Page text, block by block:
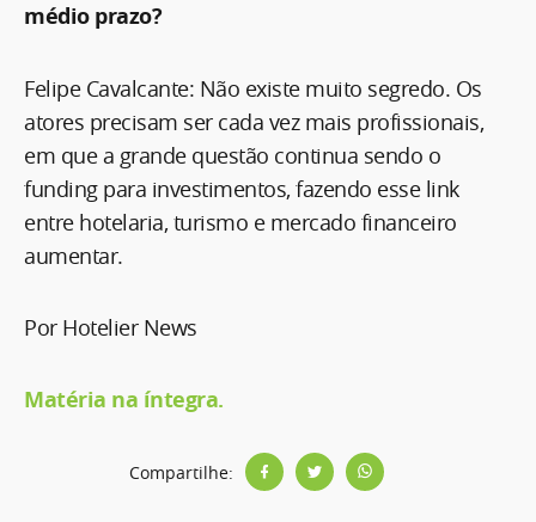
médio prazo?
Felipe Cavalcante: Não existe muito segredo. Os
atores precisam ser cada vez mais profissionais,
em que a grande questão continua sendo o
funding para investimentos, fazendo esse link
entre hotelaria, turismo e mercado financeiro
aumentar.
Por Hotelier News
Matéria na íntegra.
Compartilhe: